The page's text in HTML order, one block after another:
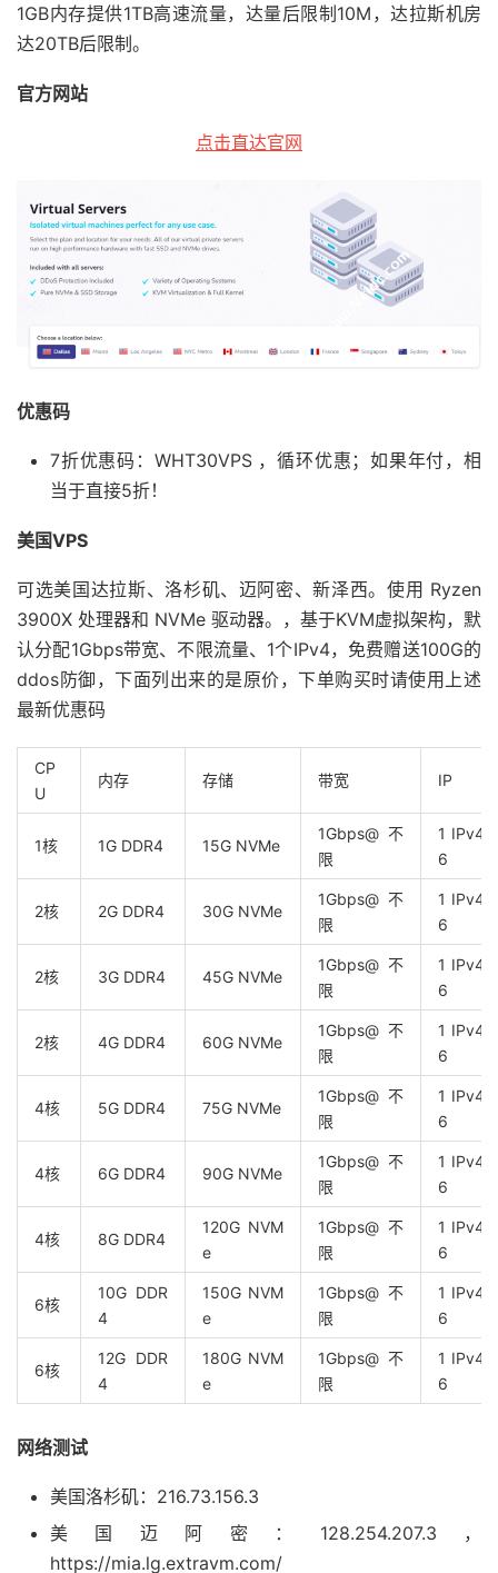
1GB内存提供1TB高速流量，达量后限制10M，达拉斯机房
达20TB后限制。
官方网站
点击直达官网
优惠码
7折优惠码：WHT30VPS ，循环优惠；如果年付，相
当于直接5折！
美国VPS
可选美国达拉斯、洛杉矶、迈阿密、新泽西。使用 Ryzen
3900X 处理器和 NVMe 驱动器。，基于KVM虚拟架构，默
认分配1Gbps带宽、不限流量、1个IPv4，免费赠送100G的
ddos防御，下面列出来的是原价，下单购买时请使用上述
最新优惠码
CP
U
内存 存储 带宽 IP
1核 1G DDR4 15G NVMe
1Gbps@不
限
1 IPv4,
6
2核 2G DDR4 30G NVMe
1Gbps@不
限
1 IPv4,
6
2核 3G DDR4 45G NVMe
1Gbps@不
限
1 IPv4,
6
2核 4G DDR4 60G NVMe
1Gbps@不
限
1 IPv4,
6
4核 5G DDR4 75G NVMe
1Gbps@不
限
1 IPv4,
6
4核 6G DDR4 90G NVMe
1Gbps@不
限
1 IPv4,
6
4核 8G DDR4
120G NVM
e
1Gbps@不
限
1 IPv4,
6
6核
10G DDR
4
150G NVM
e
1Gbps@不
限
1 IPv4,
6
6核
12G DDR
4
180G NVM
e
1Gbps@不
限
1 IPv4,
6
网络测试
美国洛杉矶：216.73.156.3
美国迈阿密：128.254.207.3，
https://mia.lg.extravm.com/